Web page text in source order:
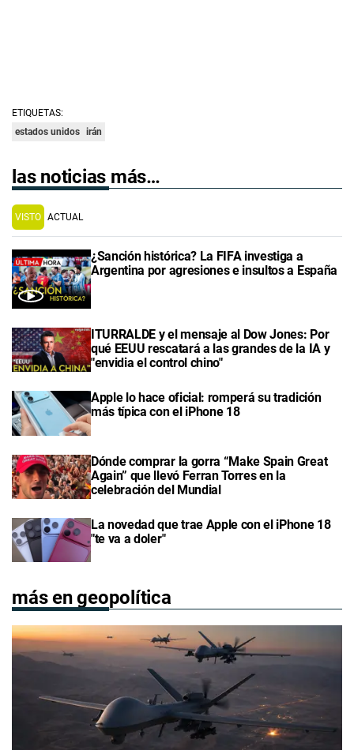
ETIQUETAS:
estados unidos irán
las noticias más…
VISTO ACTUAL
¿Sanción histórica? La FIFA investiga a
Argentina por agresiones e insultos a España
ITURRALDE y el mensaje al Dow Jones: Por
qué EEUU rescatará a las grandes de la IA y
"envidia el control chino"
Apple lo hace oficial: romperá su tradición
más típica con el iPhone 18
Dónde comprar la gorra “Make Spain Great
Again” que llevó Ferran Torres en la
celebración del Mundial
La novedad que trae Apple con el iPhone 18
"te va a doler"
más en geopolítica